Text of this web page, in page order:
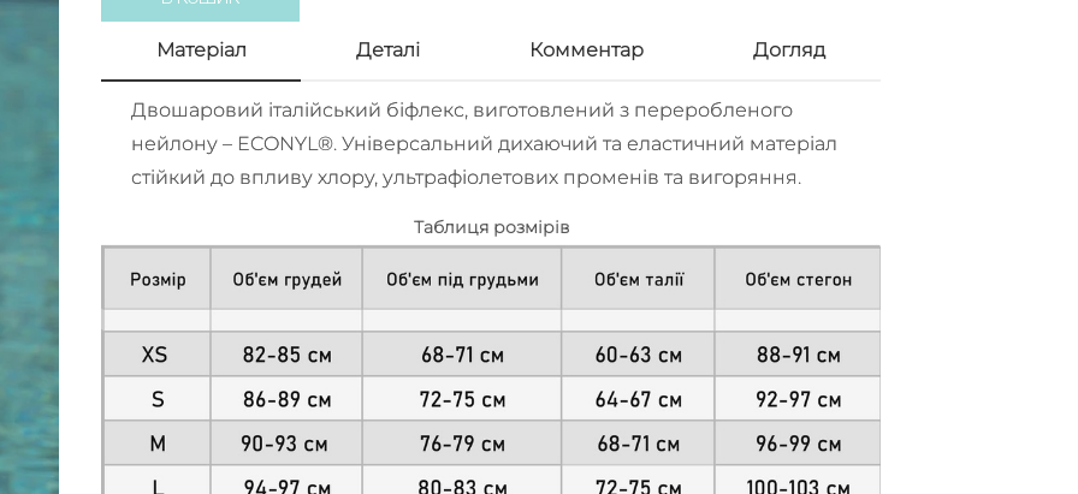
Матерiал Деталi Комментар Догляд
Двошаровий італійський біфлекс, виготовлений з переробленого
нейлону – ECONYL®. Універсальний дихаючий та еластичний матеріал
стійкий до впливу хлору, ультрафіолетових променів та вигоряння.
Таблиця розмірів